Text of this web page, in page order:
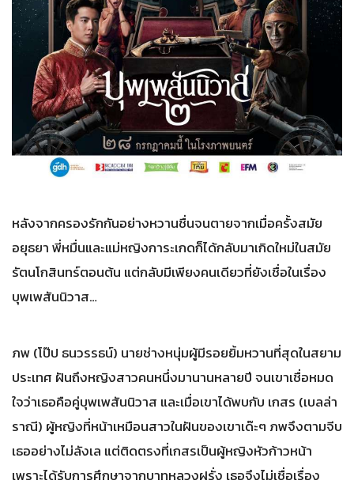
หลังจากครองรักกันอย่างหวานชื่นจนตายจากเมื่อครั้งสมัย
อยุธยา พี่หมื่นและแม่หญิงการะเกดก็ได้กลับมาเกิดใหม่ในสมัย
รัตนโกสินทร์ตอนต้น แต่กลับมีเพียงคนเดียวที่ยังเชื่อในเรื่อง
บุพเพสันนิวาส…
ภพ (โป๊ป ธนวรรธน์) นายช่างหนุ่มผู้มีรอยยิ้มหวานที่สุดในสยาม
ประเทศ ฝันถึงหญิงสาวคนหนึ่งมานานหลายปี จนเขาเชื่อหมด
ใจว่าเธอคือคู่บุพเพสันนิวาส และเมื่อเขาได้พบกับ เกสร (เบลล่า
ราณี) ผู้หญิงที่หน้าเหมือนสาวในฝันของเขาเด๊ะๆ ภพจึงตามจีบ
เธออย่างไม่ลังเล แต่ติดตรงที่เกสรเป็นผู้หญิงหัวก้าวหน้า
เพราะได้รับการศึกษาจากบาทหลวงฝรั่ง เธอจึงไม่เชื่อเรื่อง